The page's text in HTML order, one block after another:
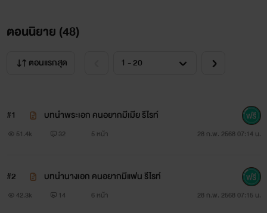
ตอนนิยาย (48)
ตอนแรกสุด
#1 บทนำพระเอก คนอยากมีเมีย รีไรท์
51.4k 32 5 หน้า 28 ก.พ. 2568 07:14 น.
#2 บทนำนางเอก คนอยากมีแฟน รีไรท์
42.3k 14 6 หน้า 28 ก.พ. 2568 07:15 น.